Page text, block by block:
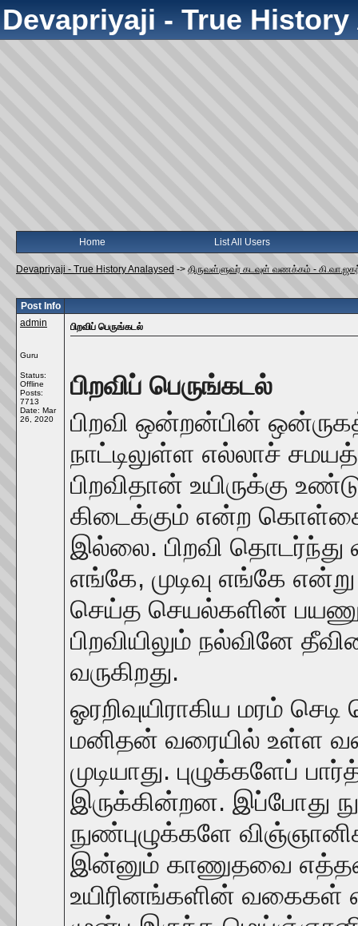
Devapriyaji - True
Home List All Users
Devapriyaji - True History Analaysed -> திருவள்ளுவர் கடவுள் வணக்கம் -
Post Info
admin
Guru
Status:
Offline
Posts:
7713
Date: Mar
26, 2020
பிறவிப் பெருங்கடல்
பிறவிப் பெருங்கடல்
பிறவி ஒன்றன்பின்
நாட்டிலுள்ள எல்லாச்
பிறவிதான் உயிருக்கு
கிடைக்கும் என்ற
இல்லை. பிறவி
எங்கே, முடிவு எங்கே
செய்த செயல்களின்
பிறவியிலும் நல்வினே
வருகிறது.
ஓரறிவுயிராகிய மரம்
மனிதன் வரையில் உள்ள
முடியாது. புழுக்களேப்
இருக்கின்றன. இப்போது
நுண்புழுக்களே
இன்னும் காணுதவை
உயிரினங்களின் வகைகள்